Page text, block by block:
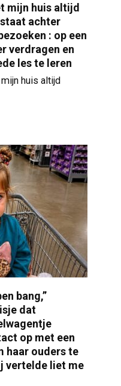
mijn huis altijd
achter
: op een
verdragen en
les te leren
huis altijd
bang,”
dat
op met een
haar ouders te
vertelde liet me